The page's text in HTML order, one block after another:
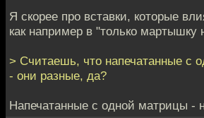
Я скорее про вставки, которые
как например в "только мартышку
> Считаешь, что напечатанные с
- они разные, да?
Напечатанные с одной матрицы -